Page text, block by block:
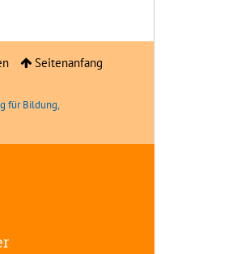
Seitenanfang
für Bildung,